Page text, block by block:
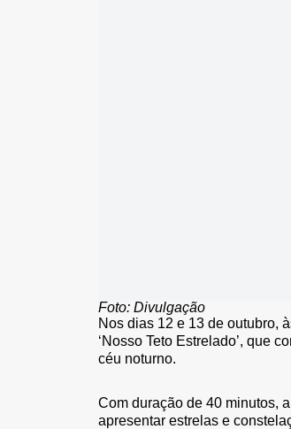
Foto: Divulgação
Nos dias 12 e 13 de outubro,
‘Nosso Teto Estrelado’, que
céu noturno.
Com duração de 40 minutos,
apresentar estrelas e